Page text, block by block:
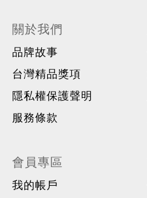
關於我們
品牌故事
台灣精品獎項
隱私權保護聲明
服務條款
會員專區
我的帳戶